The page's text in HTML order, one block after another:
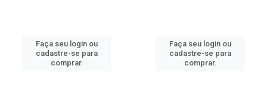
Faça seu login ou
cadastre-se para
comprar.
Faça seu login ou
cadastre-se para
comprar.